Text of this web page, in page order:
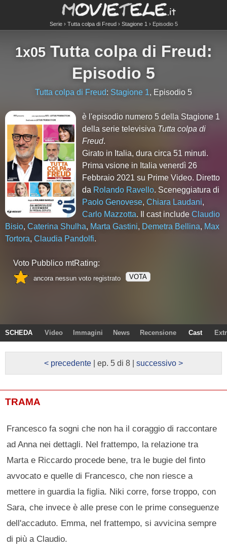
Serie Tutta colpa di Freud Stagione 1 Episodio 5
1x05 Tutta colpa di Freud:
Episodio 5
Tutta colpa di Freud: Stagione 1, Episodio 5
è l'episodio numero 5 della Stagione 1
della serie televisiva Tutta colpa di
Freud.
Girato in Italia, dura circa 51 minuti.
Prima vsione in Italia venerdì 26
Febbraio 2021 su Prime Video. Diretto
da Rolando Ravello. Sceneggiatura di
Paolo Genovese,Chiara Laudani,
Carlo Mazzotta. Il cast includeClaudio
Bisio, Caterina Shulha, Marta Gastini, Demetra Bellina, Max
Tortora, Claudia Pandolfi.
Voto Pubblico mtRating:
ancora nessun voto registrato VOTA
SCHEDA Video Immagini News Recensione Cast
< precedente | ep. 5 di 8 | successivo >
TRAMA
Francesco fa sogni che non ha il coraggio di raccontare
ad Anna nei dettagli. Nel frattempo, la relazione tra
Marta e Riccardo procede bene, tra le bugie del finto
avvocato e quelle di Francesco, che non riesce a
mettere in guardia la figlia. Niki corre, forse troppo, con
Sara, che invece è alle prese con le prime conseguenze
dell'accaduto. Emma, nel frattempo, si avvicina sempre
di più a Claudio.